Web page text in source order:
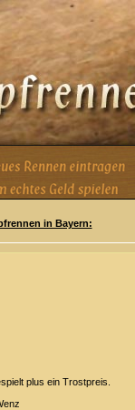
in Bayern:
plus ein Trostpreis.